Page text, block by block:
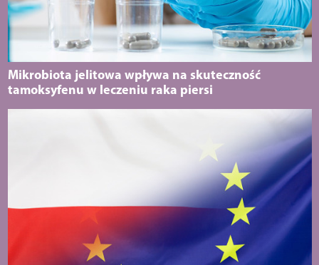
Mikrobiota jelitowa wpływa na skuteczność
tamoksyfenu w leczeniu raka piersi